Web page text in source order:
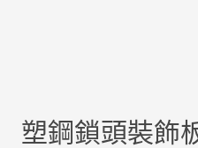
塑鋼鎖頭裝飾